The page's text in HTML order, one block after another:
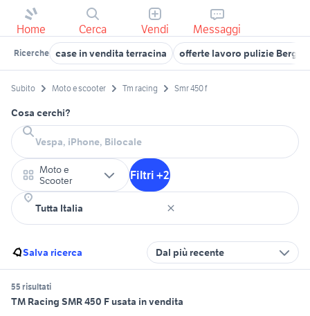
Home Cerca Vendi Messaggi
Ricerche case in vendita terracina offerte lavoro pulizie
Subito Moto e scooter Tm racing Smr 450 f
Cosa cerchi?
Moto e
Scooter
Filtri +2
Salva ricerca Dal più recente
55 risultati
TM Racing SMR 450 F usata in vendita